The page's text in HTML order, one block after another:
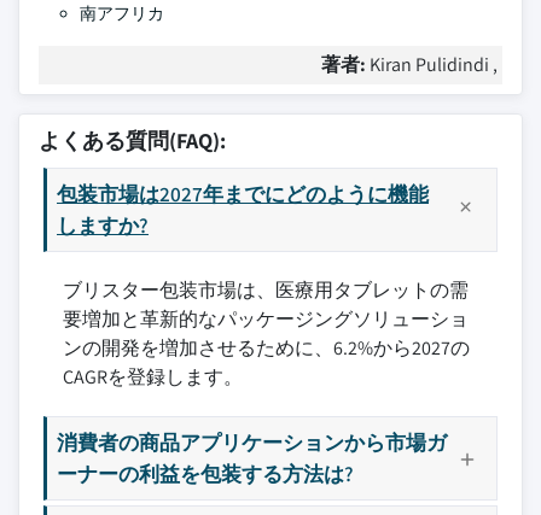
南アフリカ
著者: Kiran Pulidindi ,
よくある質問(FAQ):
包装市場は2027年までにどのように機能
しますか?
ブリスター包装市場は、医療用タブレットの需
要増加と革新的なパッケージングソリューショ
ンの開発を増加させるために、6.2%から2027の
CAGRを登録します。
消費者の商品アプリケーションから市場ガ
ーナーの利益を包装する方法は?